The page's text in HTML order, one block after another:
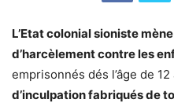
L’Etat colonial sioniste
d’harcèlement contre les
emprisonnés dés l’âge de
d’inculpation fabriqués de